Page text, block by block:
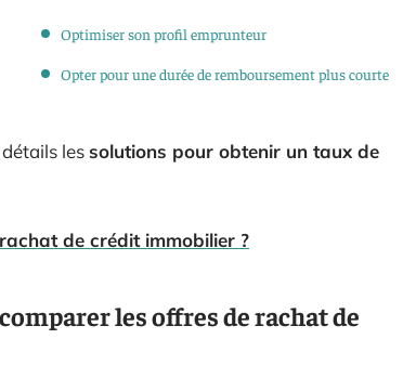
Optimiser son profil emprunteur
Opter pour une durée de remboursement plus courte
lessolutions pour obtenir un taux de
de crédit immobilier ?
les offres de rachat de